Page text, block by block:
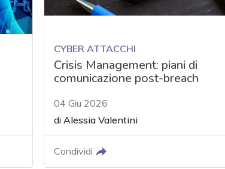
CYBER ATTACCHI
Crisis Management: piani di
comunicazione post-breach
04 Giu 2026
diAlessia Valentini
Condividi